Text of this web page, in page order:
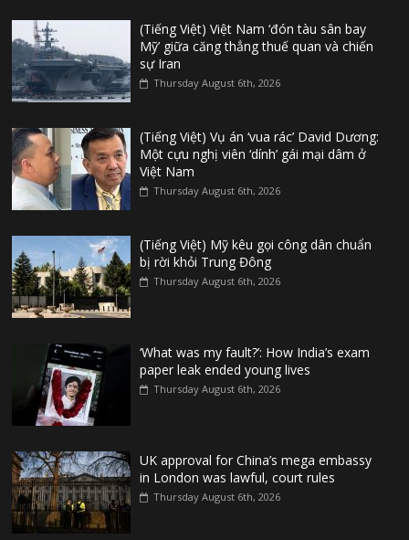
(Tiếng Việt) Việt Nam ‘đón tàu sân bay
Mỹ’ giữa căng thẳng thuế quan và chiến
sự Iran
Thursday August 6th, 2026
(Tiếng Việt) Vụ án ‘vua rác’ David Dương:
Một cựu nghị viên ‘dính’ gái mại dâm ở
Việt Nam
Thursday August 6th, 2026
(Tiếng Việt) Mỹ kêu gọi công dân chuẩn
bị rời khỏi Trung Đông
Thursday August 6th, 2026
‘What was my fault?’: How India’s exam
paper leak ended young lives
Thursday August 6th, 2026
UK approval for China’s mega embassy
in London was lawful, court rules
Thursday August 6th, 2026